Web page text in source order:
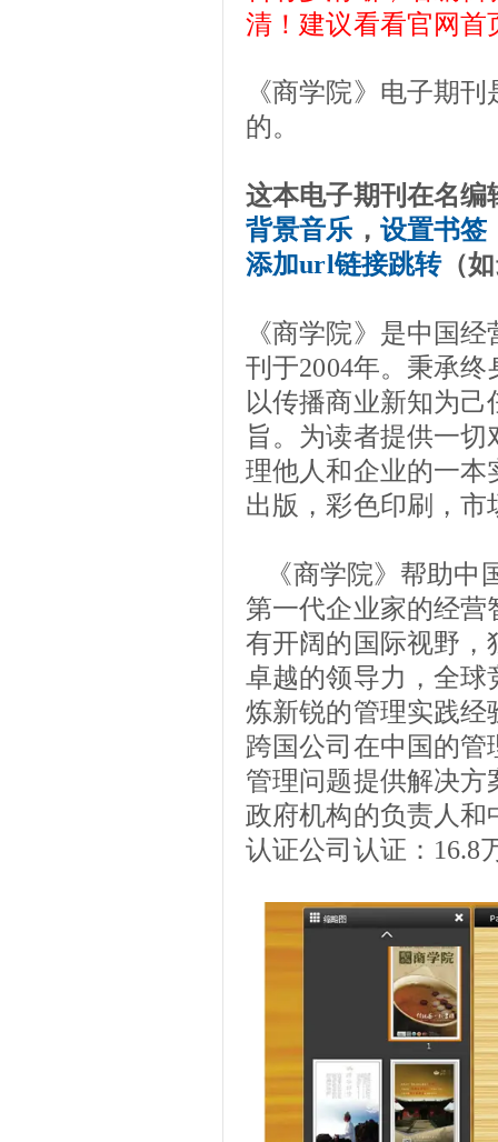
清！建议看看官网首
《商学院》电子期
的。
这本电子期刊在名编
背景音乐 ， 设置书签
添加url链接跳转（
《商学院》是中国
刊于2004年。秉承
以传播商业新知为
旨。为读者提供一
理他人和企业的一本
出版，彩色印刷，市
《商学院》帮助中
第一代企业家的经
有开阔的国际视野，
卓越的领导力，全球
炼新锐的管理实践经
跨国公司在中国的
管理问题提供解决
政府机构的负责人和
认证公司认证：16.8